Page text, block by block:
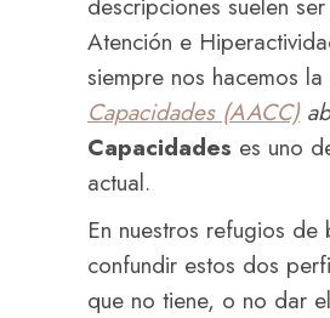
descripciones suelen
Atención e
siempre nos hacemos
Capacidades (AACC)
Capacidades es uno
actual.
En nuestros refugios de
confundir estos dos
que no tiene, o no dar